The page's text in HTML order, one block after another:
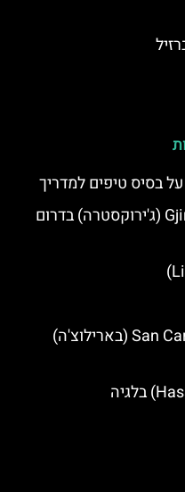
בסיס טיפים למדריך
סיורים חינמיים בעיר Gjirokaster (ג'ירוקסטרה) בדרום
סיור חינם בSan Carlos de Bariloche (בארילוצ'ה)